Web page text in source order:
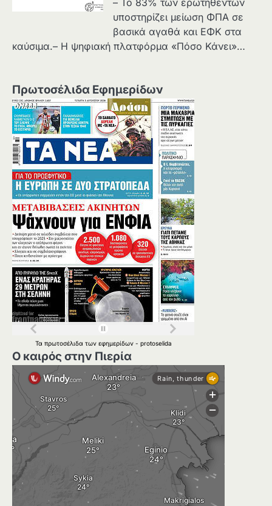
– Το 83% των ερωτηθέντων
υποστηρίζει μείωση ΦΠΑ σε
βασικά αγαθά και ΕΦΚ στα
καύσιμα.– Η ψηφιακή πλατφόρμα «Πόσο Κάνει»…
Πρωτοσέλιδα Εφημερίδων
Τα πρωτοσέλιδα των εφημερίδων - protoselida
Ο καιρός στην Πιερία